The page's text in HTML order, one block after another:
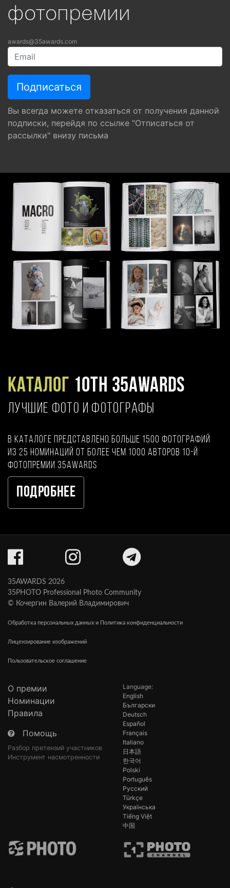
фотопремии
awards@35awards.com
Вы всегда можете отказаться от получения данной
подписки, перейдя по ссылке "Отписаться от
рассылки" внизу письма
Каталог 10TH 35AWARDS
ЛУЧШИЕ ФОТО И ФОТОГРАФЫ
В каталоге представлено больше 1500 фотографий
из 25 номинаций от более чем 1000 авторов 10-й
фотопремии 35AWARDS
Подробнее
35AWARDS 2026
35PHOTO Professional Photo Community
© Кочергин Валерий Владимирович
Обработка персональных данных и Политика конфиденциальности
Лицензирование изображений
Пользовательское соглашение
О премии
Номинации
Правила
Помощь
Разбор претензий участников
Инструмент насмотренности
Language:
English
Български
Deutsch
Español
Français
Italiano
日本語
한국어
Polski
Português
Русский
Türkçe
Українська
Tiếng Việt
中国